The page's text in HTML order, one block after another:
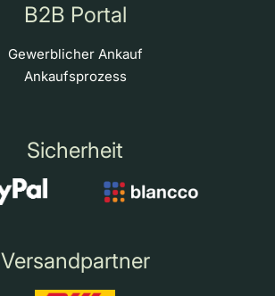
B2B Portal
Gewerblicher Ankauf
Ankaufsprozess
Sicherheit
Versandpartner